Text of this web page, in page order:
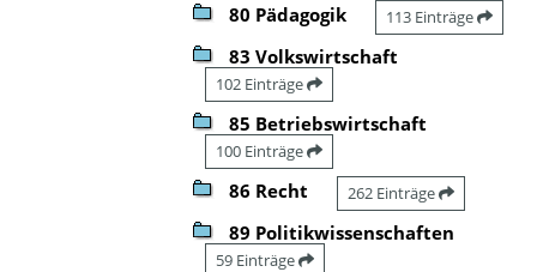
80 Pädagogik 113 Einträge
83 Volkswirtschaft
102 Einträge
85 Betriebswirtschaft
100 Einträge
86 Recht 262 Einträge
89 Politikwissenschaften
59 Einträge